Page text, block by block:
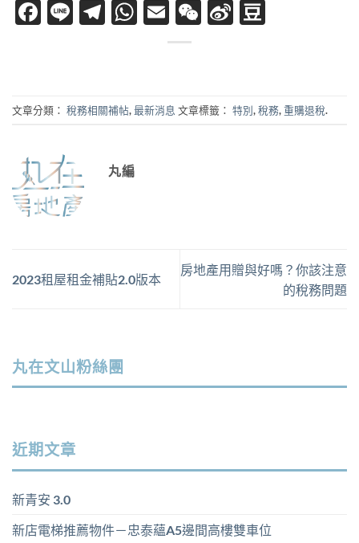
Facebook
LineTelegram
WhatsApp
EmailWeChat
Sina
文章分類： 稅務相關補帖,最新消息 文章標籤： 特別,稅務,重購退稅.
丸編
2023租屋租金補貼2.0版本
房地產用贈與好嗎？你該注意
的稅務問題
丸在文山粉絲團
近期文章
新青安 3.0
新店電梯推薦物件－忠泰蘊A5邊間高樓雙車位